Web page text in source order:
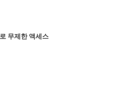
무제한 액세스